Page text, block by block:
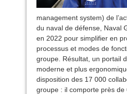
management system) de
du naval de défense, Naval
en 2022 pour simplifier en
processus et modes de
groupe. Résultat, un portail
moderne et plus
disposition des 17 000
groupe : il comporte près de